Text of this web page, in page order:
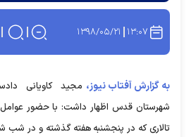
۱۳:۰۷ ۱۳۹۸/۰۵/۲۱
به گزارش آفتاب نیوز، مجید کاویانی
شهرستان قدس اظهار داشت: با حضور
تالاری که در پنجشنبه هفته گذشته و در شب